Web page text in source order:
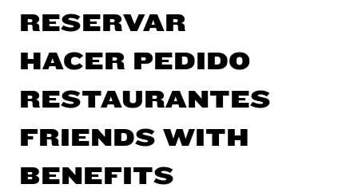
RESERVAR
HACER PEDIDO
RESTAURANTES
FRIENDS WITH
BENEFITS